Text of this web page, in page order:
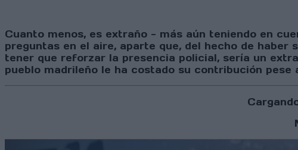
Cuanto menos, es extraño - más aún teniendo en
preguntas en el aire, aparte que, del hecho de
tener que reforzar la presencia policial, sería un
pueblo madrileño le ha costado su contribución